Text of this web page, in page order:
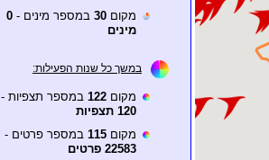
מקום 30 במספר מינים - 0
מינים
במשך כל שנות הפעילות:
מקום 122 במספר תצפיות -
120 תצפיות
מקום 115 במספר פרטים -
22583 פרטים